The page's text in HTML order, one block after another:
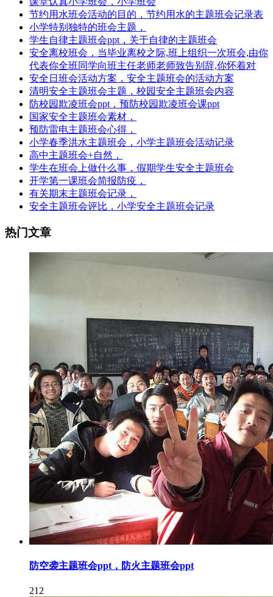
节约用水班会活动的目的，节约用水的主题班会记录表
小学特别独特的班会主题，
学生自律主题班会ppt，关于自律的主题班会
安全离校班会，当毕业离校之际,班上组织一次班会,由你
代表你全班同学向班主任老师老师致告别辞,你怀着对
安全日班会活动方案，安全主题班会的活动方案
清明安全主题班会主题，校园安全主题班会内容
防校园欺凌班会ppt，预防校园欺凌班会课ppt
国家安全主题班会素材，
预防雷电主题班会心得，
小学春季洪水主题班会，小学主题班会活动记录
高中主题班会+自然，
学生在班会上做什么事，假期学生安全主题班会
开学第一课班会简报防疫，
有关期末主题班会记录，
安全主题班会评比，小学安全主题班会记录
热门文章
防空袭主题班会ppt，防火主题班会ppt
212